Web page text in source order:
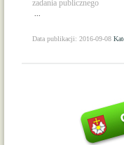
zadania publicznego
Data publikacji: 2016-09-08